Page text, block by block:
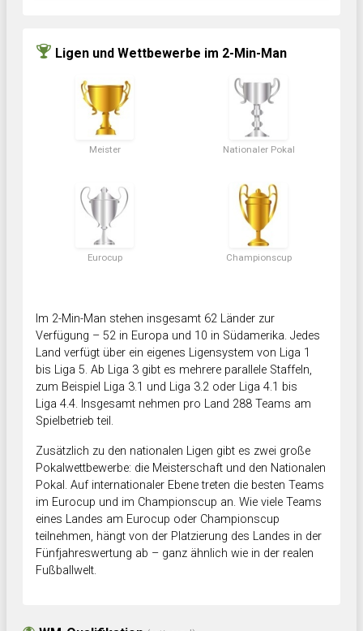
Ligen und Wettbewerbe im 2-Min-Man
Meister Nationaler Pokal
Eurocup Championscup
Im 2-Min-Man stehen insgesamt 62 Länder zur
Verfügung – 52 in Europa und 10 in Südamerika. Jedes
Land verfügt über ein eigenes Ligensystem von Liga 1
bis Liga 5. Ab Liga 3 gibt es mehrere parallele Staffeln,
zum Beispiel Liga 3.1 und Liga 3.2 oder Liga 4.1 bis
Liga 4.4. Insgesamt nehmen pro Land 288 Teams am
Spielbetrieb teil.
Zusätzlich zu den nationalen Ligen gibt es zwei große
Pokalwettbewerbe: die Meisterschaft und den Nationalen
Pokal. Auf internationaler Ebene treten die besten Teams
im Eurocup und im Championscup an. Wie viele Teams
eines Landes am Eurocup oder Championscup
teilnehmen, hängt von der Platzierung des Landes in der
Fünfjahreswertung ab – ganz ähnlich wie in der realen
Fußballwelt.